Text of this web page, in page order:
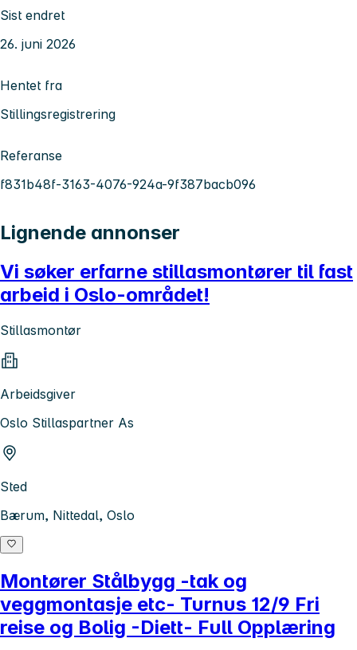
Sist endret
26. juni 2026
Hentet fra
Stillingsregistrering
Referanse
f831b48f-3163-4076-924a-9f387bacb096
Lignende annonser
Vi søker erfarne stillasmontører til fast
arbeid i Oslo-området!
Stillasmontør
Arbeidsgiver
Oslo Stillaspartner As
Sted
Bærum, Nittedal, Oslo
Montører Stålbygg -tak og
veggmontasje etc- Turnus 12/9 Fri
reise og Bolig -Diett- Full Opplæring